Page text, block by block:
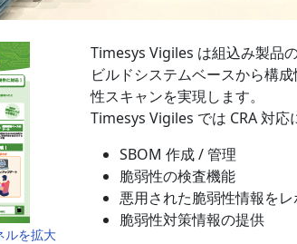
ルを拡大
Timesys Vigiles は組込み製品
ビルドシステムベースから構
性スキャンを実現します。
Timesys Vigiles では CRA 対応
SBOM 作成 / 管理
脆弱性の検査機能
悪用された脆弱性情報をレ
脆弱性対策情報の提供